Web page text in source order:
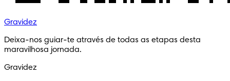
Gravidez
Deixa-nos guiar-te através de todas as etapas desta
maravilhosa jornada.
Gravidez